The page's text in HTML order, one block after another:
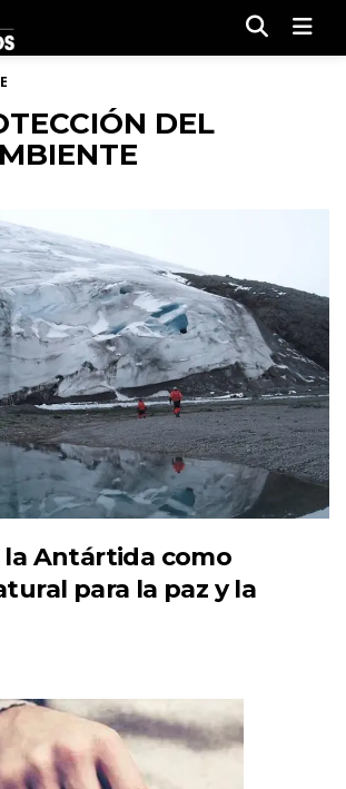
DEL
la Antártida como
para la paz y la